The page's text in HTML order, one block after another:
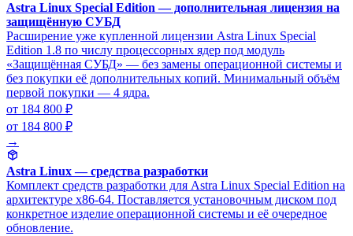
Astra Linux Special Edition — дополнительная лицензия на
защищённую СУБД
Расширение уже купленной лицензии Astra Linux Special
Edition 1.8 по числу процессорных ядер под модуль
«Защищённая СУБД» — без замены операционной системы и
без покупки её дополнительных копий. Минимальный объём
первой покупки — 4 ядра.
от 184 800 ₽
от 184 800 ₽
→
Astra Linux — средства разработки
Комплект средств разработки для Astra Linux Special Edition на
архитектуре x86-64. Поставляется установочным диском под
конкретное изделие операционной системы и её очередное
обновление.